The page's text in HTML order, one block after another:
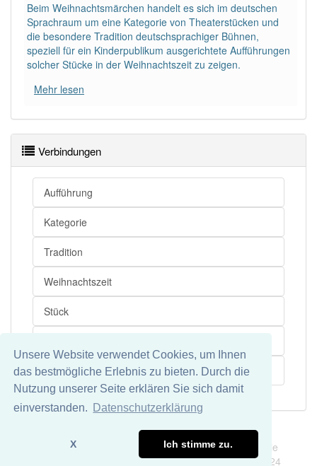
Unsere Website verwendet Cookies, um Ihnen
das bestmögliche Erlebnis zu bieten. Durch die
Nutzung unserer Seite erklären Sie sich damit
einverstanden.
Datenschutzerklärung
X Ich stimme zu.
DIE:31Ausnahmen Beispiele
DAS:1 284
PowerIndex:2
Wörter mit Endung
Wörter mit Endung
einem anderen Artikel
97% unserer Spielapp-Nutzer haben den Artikel
korrekt erraten.
Beim Weihnachtsmärchen handelt es sich im deutschen
Sprachraum um eine Kategorie von Theaterstücken und
die besondere Tradition deutschsprachiger Bühnen,
speziell für ein Kinderpublikum ausgerichtete Aufführungen
solcher Stücke in der Weihnachtszeit zu zeigen.
Mehr lesen
Verbindungen
Aufführung
Kategorie
Tradition
Weihnachtszeit
Stück
Theaterstück
Datenschutz
Wir übernehmen keine Garantie und keine Haftung für die
Richtigkeit und Vollständigkeit dieser Seite. DDDEasy 2024